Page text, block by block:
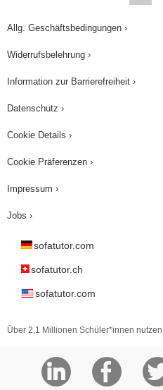
Allg. Geschäftsbedingungen ›
Widerrufsbelehrung ›
Information zur Barrierefreiheit ›
Datenschutz ›
Cookie Details ›
Cookie Präferenzen ›
Impressum ›
Jobs ›
sofatutor.com
sofatutor.ch
sofatutor.com
Über 2,1 Millionen Schüler*innen